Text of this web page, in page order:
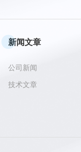
新闻文章
公司新闻
技术文章